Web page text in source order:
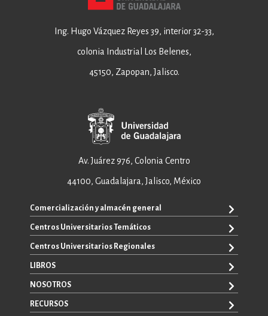
Ing. Hugo Vázquez Reyes 39, interior 32-33,
colonia Industrial Los Belenes,
45150, Zapopan, Jalisco.
Av. Juárez 976, Colonia Centro
44100, Guadalajara, Jalisco, México
Comercialización y almacén general
+52 33 3640 6326
+52 33 3640 4595
ventas@editorial.udg.mx
WhatsApp: +52 33 1433 6869
Centros Universitarios Temáticos
CUAAD
CUCEA
CUCBA
CUCEI
Centros Universitarios Regionales
CUALTOS
CUCHAPALA
CUCOSTA
LIBROS
TODOS LOS LIBROS
E-BOOKS
NOSOTROS
SOBRE NOSOTROS
RECURSOS